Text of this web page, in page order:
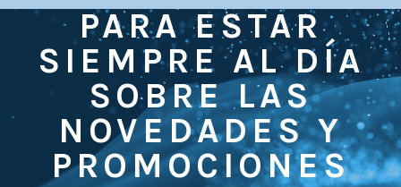
PARA ESTAR
SIEMPRE AL DÍA
SOBRE LAS
NOVEDADES Y
PROMOCIONES